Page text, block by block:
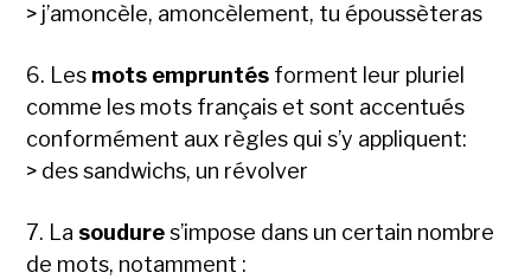
> j’amoncèle, amoncèlement, tu époussèteras
6. Les mots empruntés forment leur pluriel
comme les mots français et sont accentués
conformément aux règles qui s’y appliquent:
> des sandwichs, un révolver
7. La soudures’impose dans un certain nombre
de mots, notamment :